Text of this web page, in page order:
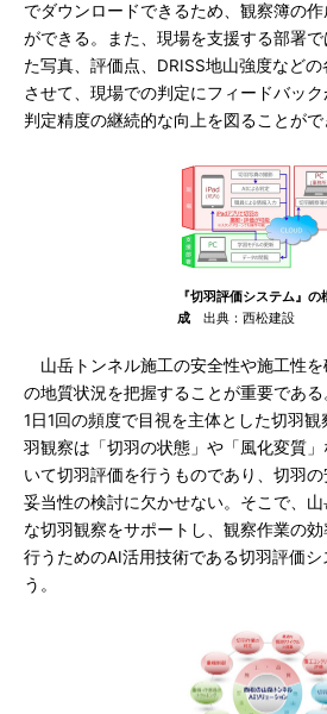
でダウンロードできるため、観察簿の
ができる。また、現場を支援する部署
た写真、評価点、DRISS地山強度など
させて、現場での判定にフィードバック
判定精度の継続的な向上を図ることがで
『切羽評価システム』の
成 出典：西松建設
山岳トンネル施工の安全性や施工性を
の地質状況を把握することが重要であ
1日1回の頻度で目視を主体とした切羽
羽観察は「切羽の状態」や「風化変質
いて切羽評価を行うものであり、切羽
妥当性の検討に欠かせない。そこで、
な切羽観察をサポートし、観察作業の
行うためのAI活用技術である切羽評価
う。